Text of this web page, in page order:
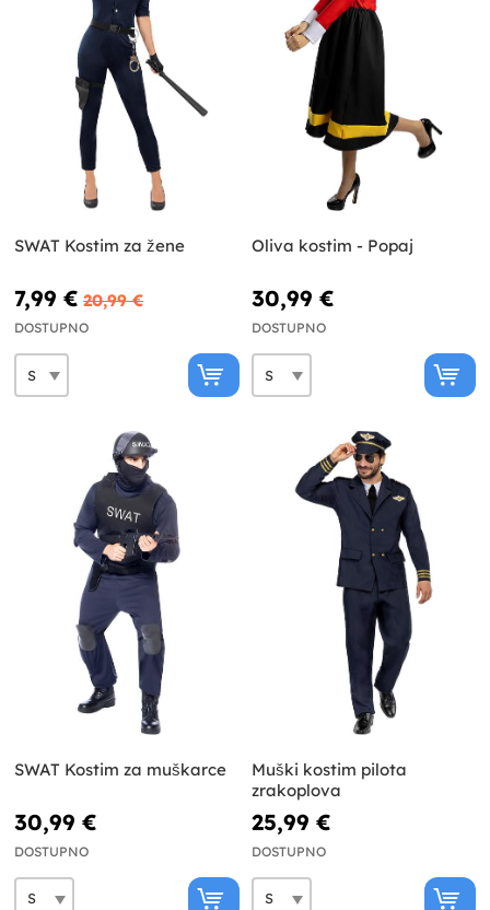
SWAT Kostim za žene
7,99 € 20,99 €
DOSTUPNO
Oliva kostim - Popaj
30,99 €
DOSTUPNO
SWAT Kostim za muškarce
30,99 €
DOSTUPNO
Muški kostim pilota
zrakoplova
25,99 €
DOSTUPNO